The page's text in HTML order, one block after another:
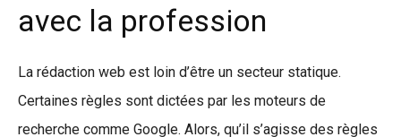
avec la profession
La rédaction web est loin d’être un secteur statique.
Certaines règles sont dictées par les moteurs de
recherche comme Google. Alors, qu’il s’agisse des règles